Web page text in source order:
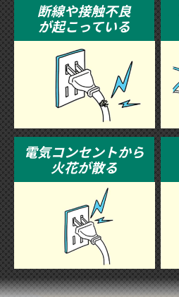
断線や接触不良
が起こっている
電気コンセントから
火花が散る